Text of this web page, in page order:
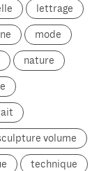
lettrage
mode
nature
volume
technique